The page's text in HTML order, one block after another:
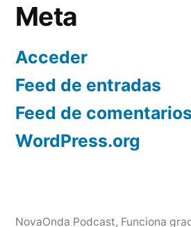
Meta
Acceder
Feed de entradas
Feed de comentarios
WordPress.org
NovaOnda Podcast, Funciona